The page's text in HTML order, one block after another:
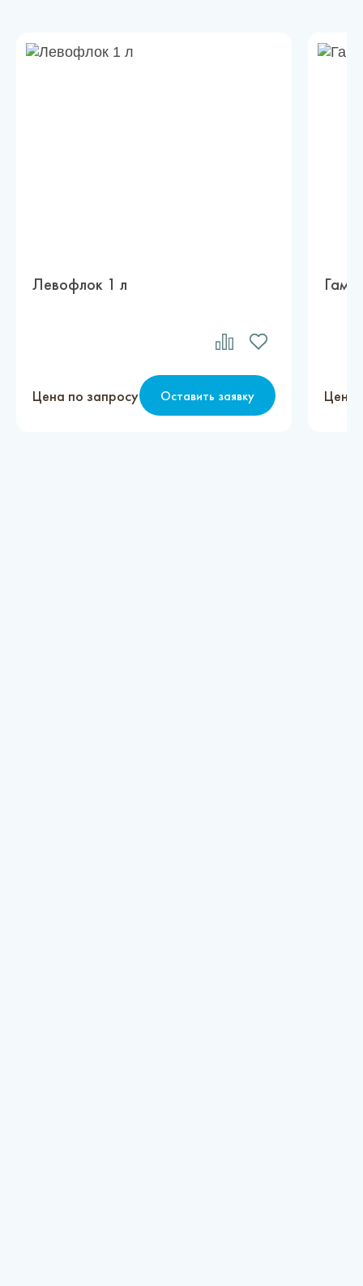
Левофлок 1 л
Цена по запросу Оставить заявку Цена